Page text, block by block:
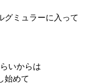
グミュラーに入って
いからは
始めて